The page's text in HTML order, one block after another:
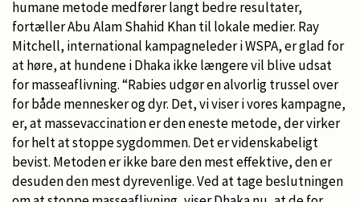
humane metode medfører langt bedre resultater,
fortæller Abu Alam Shahid Khan til lokale medier. Ray
Mitchell, international kampagneleder i WSPA, er glad for
at høre, at hundene i Dhaka ikke længere vil blive udsat
for masseaflivning. “Rabies udgør en alvorlig trussel over
for både mennesker og dyr. Det, vi viser i vores kampagne,
er, at massevaccination er den eneste metode, der virker
for helt at stoppe sygdommen. Det er videnskabeligt
bevist. Metoden er ikke bare den mest effektive, den er
desuden den mest dyrevenlige. Ved at tage beslutningen